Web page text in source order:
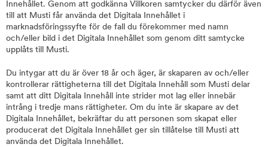
Innehållet. Genom att godkänna Villkoren samtycker du därför även
till att Musti får använda det Digitala Innehållet i
marknadsföringssyfte för de fall du förekommer med namn
och/eller bild i det Digitala Innehållet som genom ditt samtycke
upplåts till Musti.
Du intygar att du är över 18 år och äger, är skaparen av och/eller
kontrollerar rättigheterna till det Digitala Innehåll som Musti delar
samt att ditt Digitala Innehåll inte strider mot lag eller innebär
intrång i tredje mans rättigheter. Om du inte är skapare av det
Digitala Innehållet, bekräftar du att personen som skapat eller
producerat det Digitala Innehållet ger sin tillåtelse till Musti att
använda det Digitala Innehållet.